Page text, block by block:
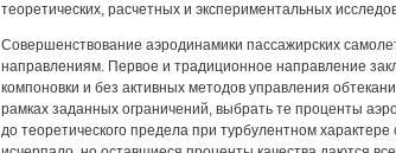
теоретических, расчетных и экспериментальных
Совершенствование аэродинамики пассажирских
направлениям. Первое и традиционное направление
компоновки и без активных методов управления
рамках заданных ограничений, выбрать те проценты
до теоретического предела при турбулентном